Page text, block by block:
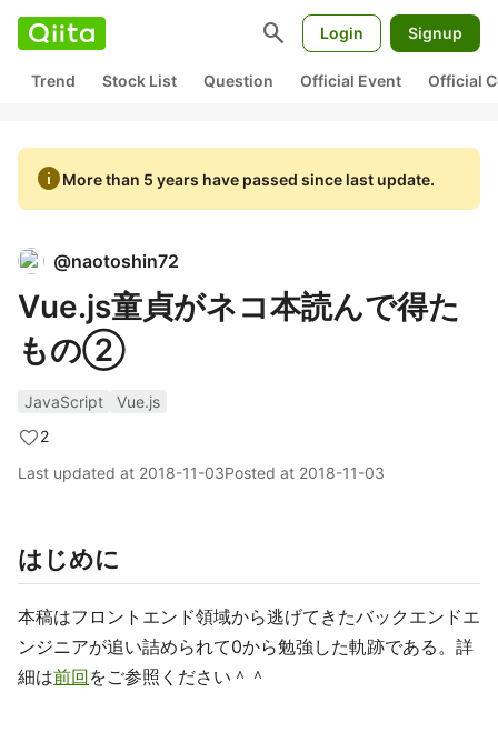
search Login Signup
Trend Stock List Question Official Event Official
infoMore than 5 years have passed since last update.
@naotoshin72
Vue.js童貞がネコ本読んで得た
もの②
JavaScript
Vue.js
2
Last updated at 2018-11-03Posted at 2018-11-03
はじめに
本稿はフロントエンド領域から逃げてきたバックエンドエ
ンジニアが追い詰められて0から勉強した軌跡である。詳
細は前回をご参照ください＾＾